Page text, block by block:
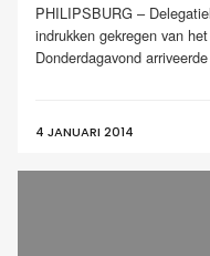
PHILIPSBURG –
indrukken gekregen van
Donderdagavond
4 JANUARI 2014